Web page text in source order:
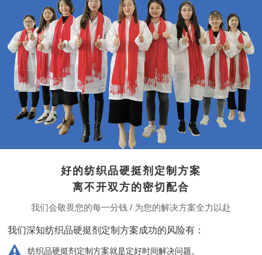
好的纺织品硬挺剂定制方案
离不开双方的密切配合
我们会敬畏您的每一分钱 / 为您的解决方案全力以赴
我们深知纺织品硬挺剂定制方案成功的风险有：
纺织品硬挺剂定制方案就是定好时间解决问题。